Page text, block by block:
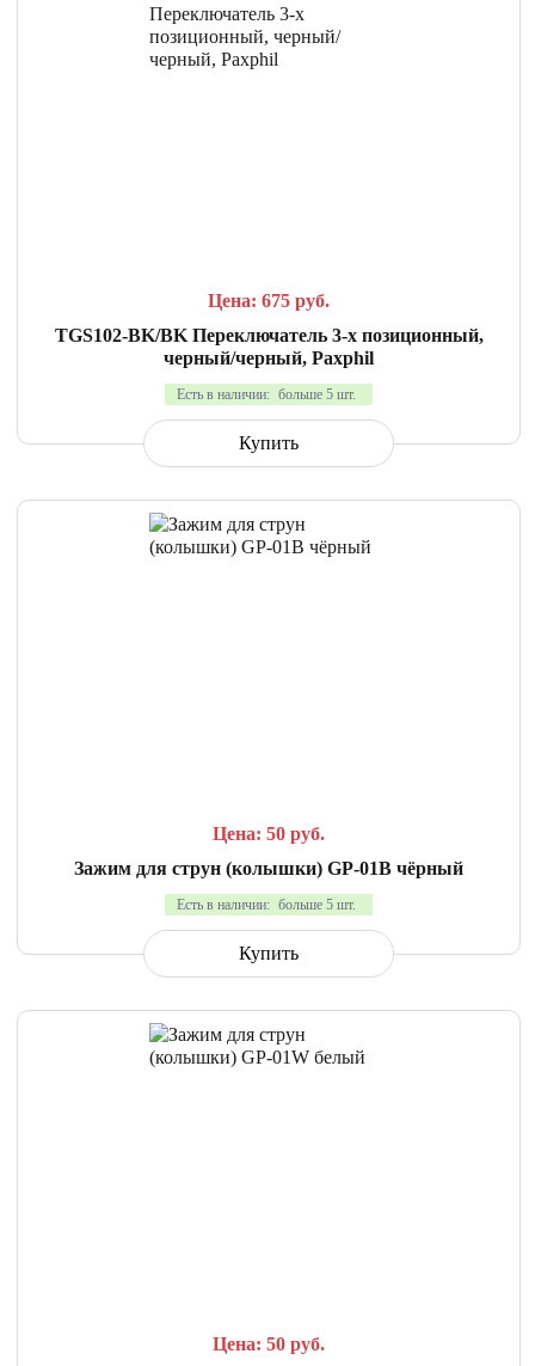
Цена: 675 руб.
TGS102-BK/BK Переключатель 3-х позиционный,
черный/черный, Paxphil
Есть в наличии: больше 5 шт.
Купить
Цена: 50 руб.
Зажим для струн (колышки) GP-01B чёрный
Есть в наличии: больше 5 шт.
Купить
Цена: 50 руб.